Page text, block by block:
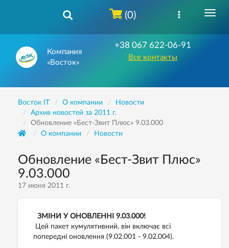
Компания
«Восток»
+38 067 622-06-91
Все контакты
(0)
Восток IT О компании
Новости
Архив новостей за 2011 г.
Обновление «Бест-Звит Плюс» 9.03.000
О компании
Новости
Обновление «Бест-Звит Плюс»
9.03.000
17 июня 2011 г.
ЗМІНИ У ОНОВЛЕННІ 9.03.000!
Цей пакет кумулятивний, він включає всі
попередні оновлення (9.02.001 - 9.02.004).